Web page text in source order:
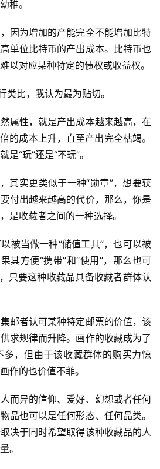
稚。
因为增加的产能完全不能增加比特
单位比特币的产出成本。比特币也
以对应某种特定的债权或收益权。
类比，我认为最为贴切。
属性，就是产出成本越来越高，在
的成本上升，直至产出完全枯竭。
“玩”还是“不玩”。
其实更类似于一种“勋章”，想要获
付出越来越高的代价，那么，你是
是收藏者之间的一种选择。
被当做一种“储值工具”，也可以被
其方便“携带”和“使用”，那么也可
只要这种收藏品具备收藏者群体认
邮者认可某种特定邮票的价值，该
求规律而升降。画作的收藏成为了
，但由于该收藏群体的购买力惊
作的也价值不菲。
而异的信仰、爱好、幻想或者任何
品也可以是任何形态、任何品类。
决于同时希望取得该种收藏品的人
。